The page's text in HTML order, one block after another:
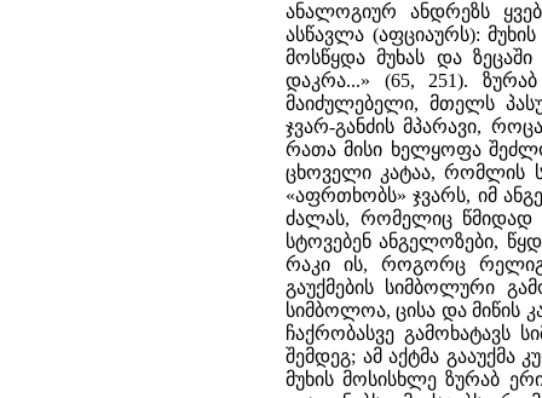
ანალოგიურ ანდრეზს
ასწავლა (აფციაურს):
მოსწყდა მუხას და
დაკრა...» (65, 251).
მაიძულებელი, მთელს
ჯვარ-განძის მპარავი,
რათა მისი ხელყოფა
ცხოველი კატაა, რომლის
«აფრთხობს» ჯვარს, იმ
ძალას, რომელიც წმიდად
სტოვებენ ანგელოზები,
რაკი ის, როგორც
გაუქმების სიმბოლური
სიმბოლოა, ცისა და მიწის
ჩაქრობასვე გამოხატავს
შემდეგ; ამ აქტმა
მუხის მოსისხლე ზურაბ